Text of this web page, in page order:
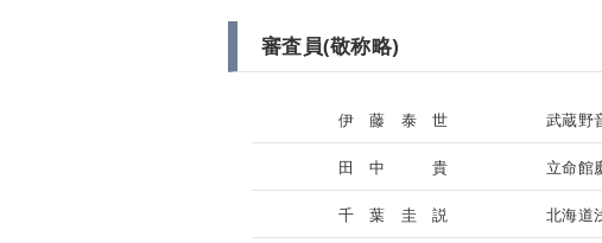
審査員(敬称略)
伊 藤 泰 世 武蔵野
田 中 貴 立命館
千 葉 圭 説 北海道